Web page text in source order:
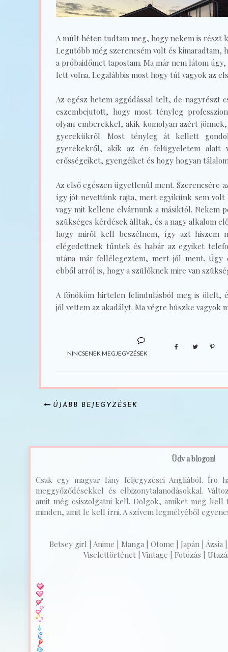
A múlt héten tudtam meg, hogy nekem is részt
Legutóbb még szerencsém volt és kimaradtam,
a próbaidőmet tapostam. Ma már nem látom
lett volna. Legalábbis most hogy túl vagyok az
Az egész hetem aggódással telt, de nagyrészt
eszembejutott, hogy most tényleg
olyan emberekkel, akik komolyan azért
gyerekükről. Most tényleg át kellett
gyerekekről, akik az én felügyeletem alatt
erősségeiket, gyengéiket és hogy hogyan
Az első egészen ügyetlenül ment. Szerencsére
így jót nevettünk rajta, mert egyikünk sem volt
vagy mit kellene elvárnunk a másiktól. Nekem
szükséges kérdések álltak, és a nagy alkalom
hogy miről kell beszélnem, így azt hiszem
elégedettnek tűntek és habár az egyiket
utána már fellélegeztem, mert jól ment. Úgy
ebből arról is, hogy a szülőknek mire van
A főnököm hirtelen felindulásból meg is ölelt,
jól vettem az akadályt. Ma végre büszke vagyok
NINCSENEK MEGJEGYZÉSEK
ÚJABB BEJEGYZÉSEK
Üdv a blogon!
Csak egy magyar lány feljegyzései Angliából. Író
meggyőződésekkel és elbizonytalanodásokkal.
amit még csiszolgatni kell. Dolgok, amiket meg
minden, amit le kell írni. A szívem legmélyéből
Betsey girl | Anime | Manga | Otome | Japán |
Viselettörténet | Vintage | Fotózás |